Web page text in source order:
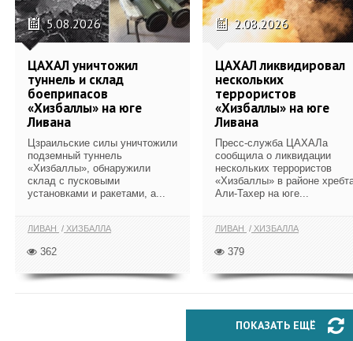
5.08.2026
ЦАХАЛ уничтожил
туннель и склад
боеприпасов
«Хизбаллы» на юге
Ливана
Цзраильские силы уничтожили
подземный туннель
«Хизбаллы», обнаружили
склад с пусковыми
установками и ракетами, а...
ЛИВАН ХИЗБАЛЛА
362
2.08.2026
ЦАХАЛ ликвидировал
нескольких
террористов
«Хизбаллы» на юге
Ливана
Пресс-служба ЦАХАЛа
сообщила о ликвидации
нескольких террористов
«Хизбаллы» в районе
Али-Тахер на юге...
ЛИВАН ХИЗБАЛЛА
379
ПОКАЗАТЬ ЕЩЁ